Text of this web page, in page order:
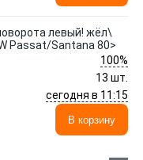
левый! жёл\
Passat/Santana 80>
100%
13 шт.
сегодня в 11:15
В корзину